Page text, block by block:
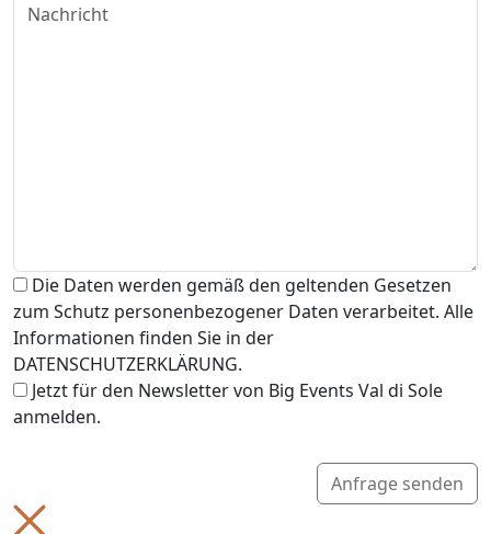
Die Daten werden gemäß den geltenden Gesetzen
zum Schutz personenbezogener Daten verarbeitet. Alle
Informationen finden Sie in der
DATENSCHUTZERKLÄRUNG.
Jetzt für den Newsletter von Big Events Val di Sole
anmelden.
Anfrage senden